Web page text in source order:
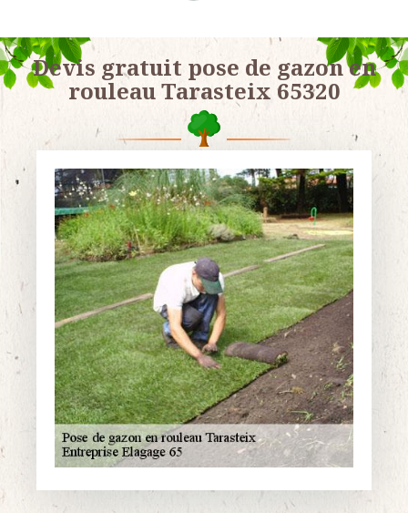
Devis gratuit pose de gazon en
rouleau Tarasteix 65320